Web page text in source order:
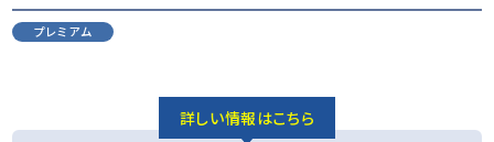
プレミアム
詳しい情報はこちら